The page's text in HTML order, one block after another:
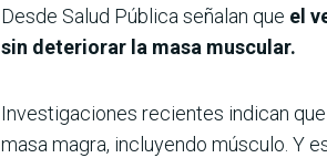
Desde Salud Pública señalan que el
sin deteriorar la masa muscular.
Investigaciones recientes indican
masa magra, incluyendo músculo. Y